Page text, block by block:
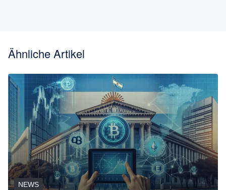
Ähnliche Artikel
NEWS